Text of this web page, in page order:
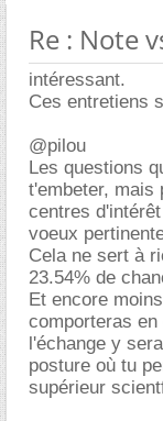
Re : Note
intéressant.
Ces entretiens
@pilou
Les questions
t'embeter, mais
centres
voeux
Cela ne sert à
23.54% de
Et encore
comporteras
l'échange y
posture où tu
supérieur